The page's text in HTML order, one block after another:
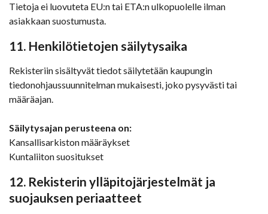
Tietoja ei luovuteta EU:n tai ETA:n ulkopuolelle ilman
asiakkaan suostumusta.
11. Henkilötietojen säilytysaika
Rekisteriin sisältyvät tiedot säilytetään kaupungin
tiedonohjaussuunnitelman mukaisesti, joko pysyvästi tai
määräajan.
Säilytysajan perusteena on:
Kansallisarkiston määräykset
Kuntaliiton suositukset
12. Rekisterin ylläpitojärjestelmät ja
suojauksen periaatteet